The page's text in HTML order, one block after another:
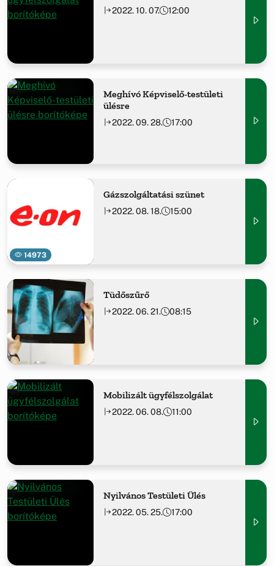
2022. 10. 07. 12:00
Meghívó Képviselő-testületi
ülésre
2022. 09. 28. 17:00
14973
Gázszolgáltatási szünet
2022. 08. 18. 15:00
Tüdőszűrő
2022. 06. 21. 08:15
Mobilizált ügyfélszolgálat
2022. 06. 08. 11:00
Nyilvános Testületi Ülés
2022. 05. 25. 17:00